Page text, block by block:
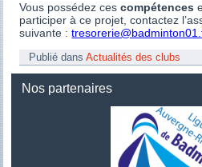
Vous possédez cescompétences
participer à ce projet, contactez
suivante :
Publié dans Actualités des clubs
Nos partenaires